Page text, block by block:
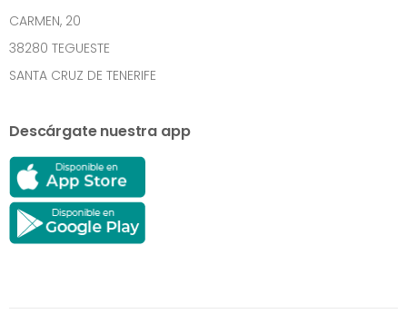
CARMEN, 20
38280 TEGUESTE
SANTA CRUZ DE TENERIFE
Descárgate nuestra app